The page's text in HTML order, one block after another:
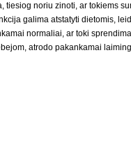
tiesiog noriu zinoti, ar tokiems
galima atstatyti dietomis,
normaliai, ar toki
atrodo pakankamai